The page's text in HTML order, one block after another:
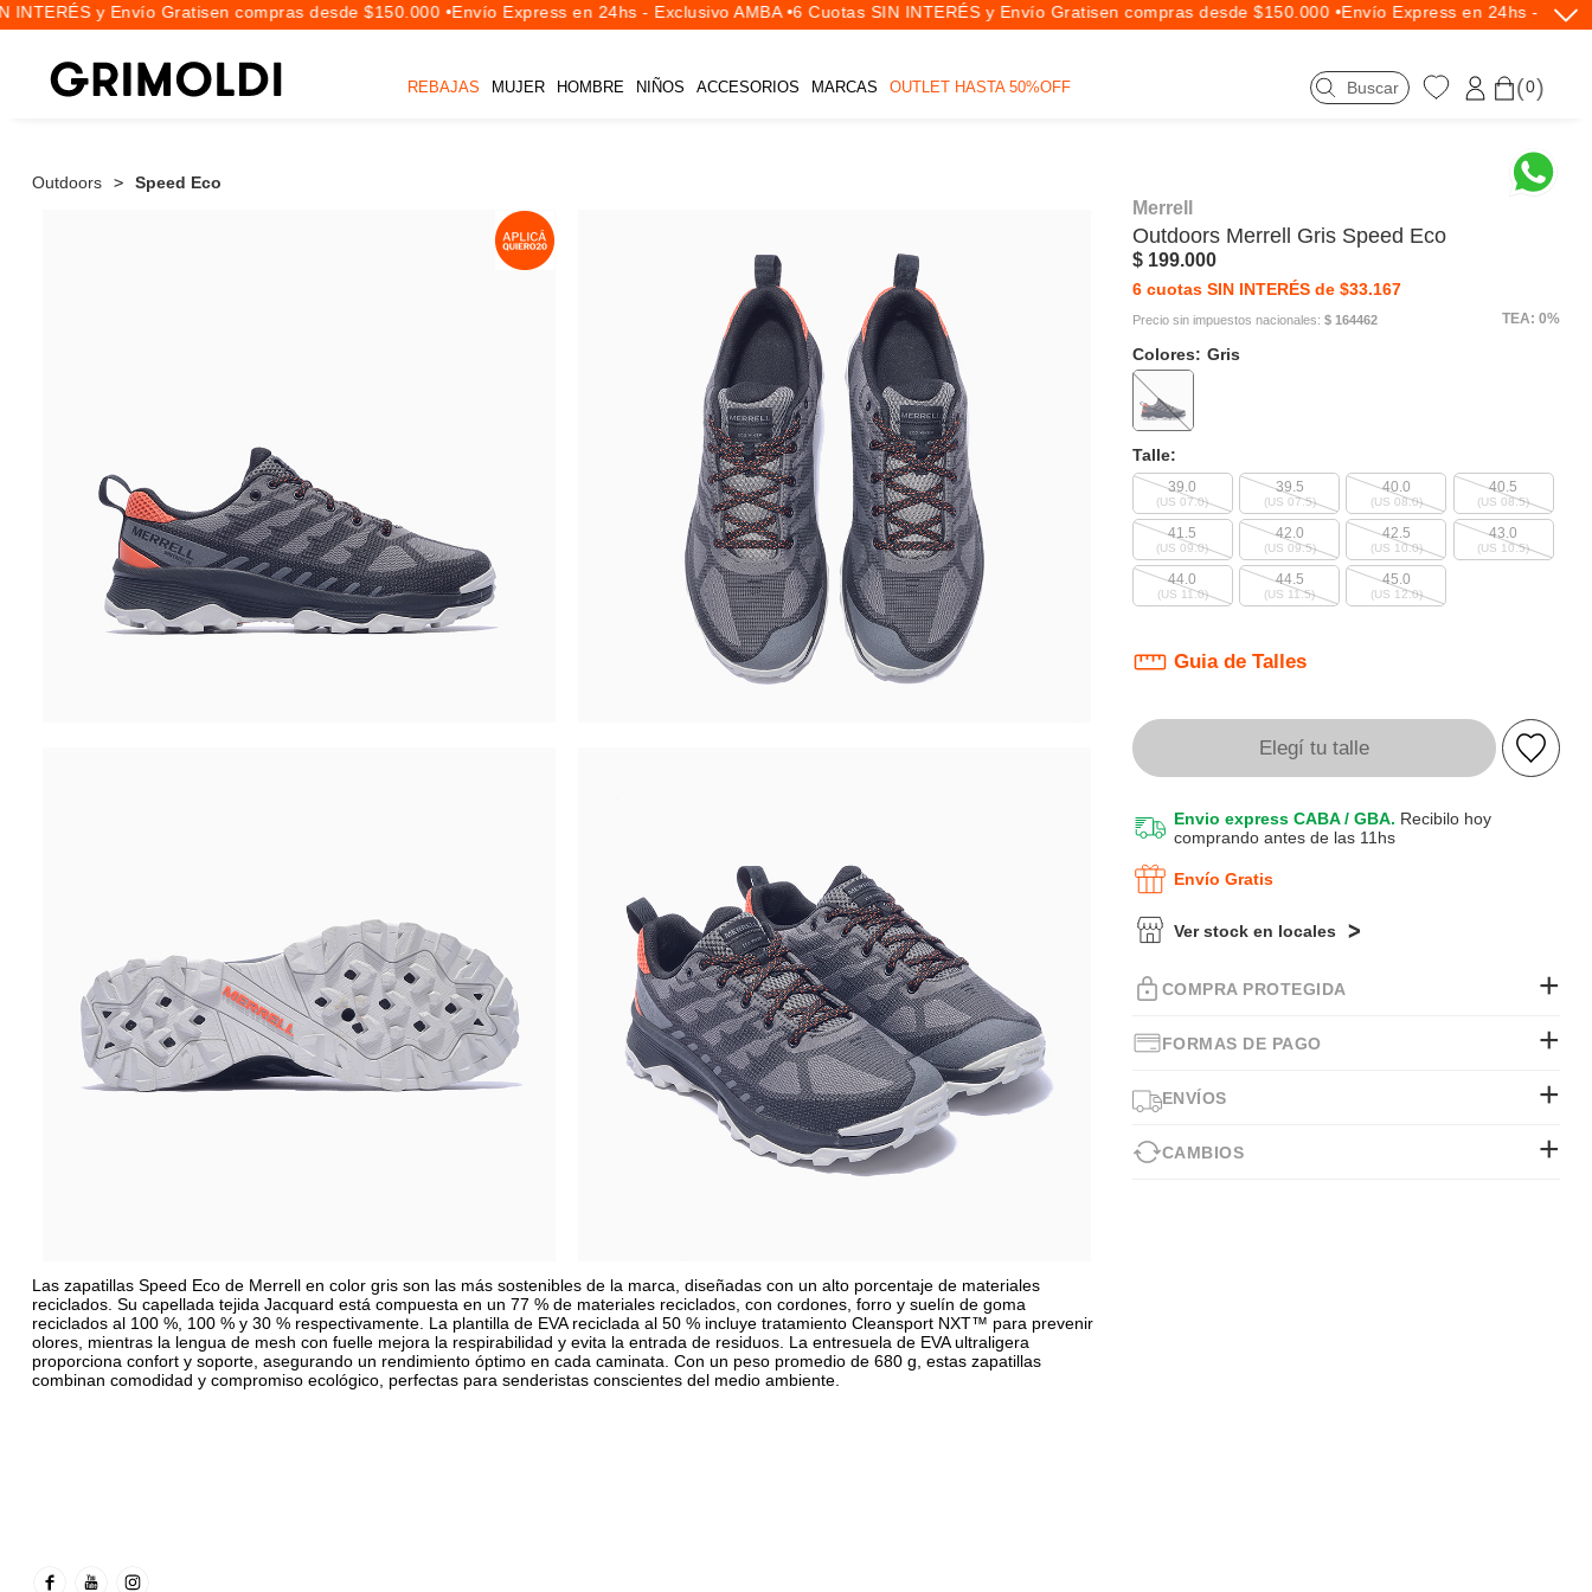
REBAJAS MUJER HOMBRE NIÑOS ACCESORIOS MARCAS OUTLET HASTA 50%OFF
y Envío Gratisen compras desde $150.000 •Envío Express en 24hs - Exclusivo AMBA •6 Cuotas SIN INTERÉS y Envío Gratisen compras desde $150.000 •Envío Express en 24hs -
0
Outdoors Speed Eco
Las zapatillas Speed Eco de Merrell en color gris son las más sostenibles de la marca, diseñadas con un alto porcentaje de materiales
reciclados. Su capellada tejida Jacquard está compuesta en un 77 % de materiales reciclados, con cordones, forro y suelín de goma
reciclados al 100 %, 100 % y 30 % respectivamente. La plantilla de EVA reciclada al 50 % incluye tratamiento Cleansport NXT™ para prevenir
olores, mientras la lengua de mesh con fuelle mejora la respirabilidad y evita la entrada de residuos. La entresuela de EVA ultraligera
proporciona confort y soporte, asegurando un rendimiento óptimo en cada caminata. Con un peso promedio de 680 g, estas zapatillas
combinan comodidad y compromiso ecológico, perfectas para senderistas conscientes del medio ambiente.
Merrell
Outdoors Merrell Gris Speed Eco
$ 199.000
6 cuotas SIN INTERÉS de $33.167
Precio sin impuestos nacionales: $ 164462 TEA: 0%
Colores: Gris
Talle:
39.0
(US 07.0)
39.5
(US 07.5)
40.0
(US 08.0)
40.5
(US 08.5)
41.5
(US 09.0)
42.0
(US 09.5)
42.5
(US 10.0)
43.0
(US 10.5)
44.0
(US 11.0)
44.5
(US 11.5)
45.0
(US 12.0)
Guia de Talles
Elegí tu talle
Envio express CABA / GBA. Recibilo hoy
comprando antes de las 11hs
Envío Gratis
Ver stock en locales
COMPRA PROTEGIDA
FORMAS DE PAGO
ENVÍOS
CAMBIOS